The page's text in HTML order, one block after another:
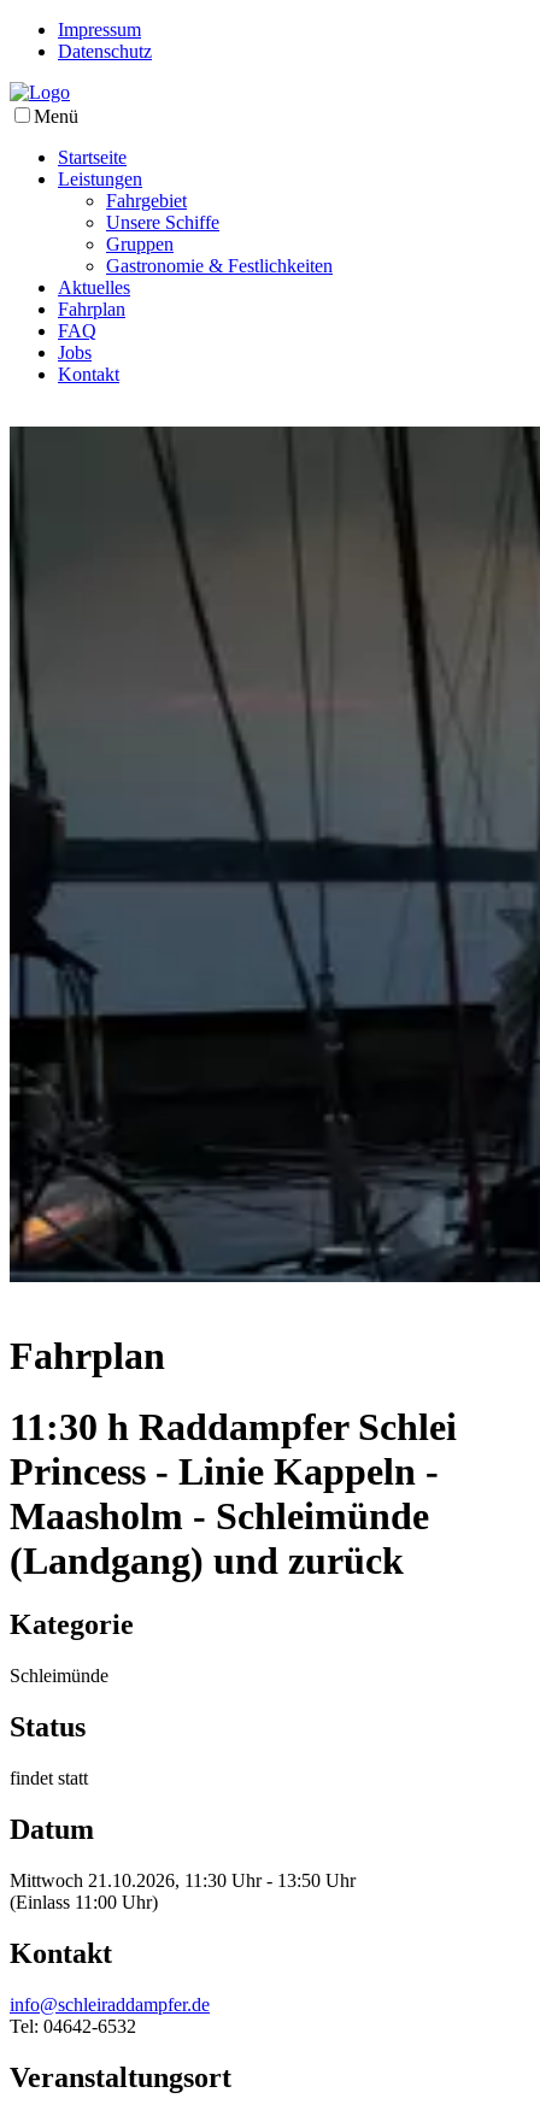
Impressum
Datenschutz
Menü
Startseite
Leistungen
Fahrgebiet
Unsere Schiffe
Gruppen
Gastronomie & Festlichkeiten
Aktuelles
Fahrplan
FAQ
Jobs
Kontakt
Fahrplan
11:30 h Raddampfer Schlei
Princess - Linie Kappeln -
Maasholm - Schleimünde
(Landgang) und zurück
Kategorie
Schleimünde
Status
findet statt
Datum
Mittwoch 21.10.2026, 11:30 Uhr - 13:50 Uhr
(Einlass 11:00 Uhr)
Kontakt
info@schleiraddampfer.de
Tel: 04642-6532
Veranstaltungsort